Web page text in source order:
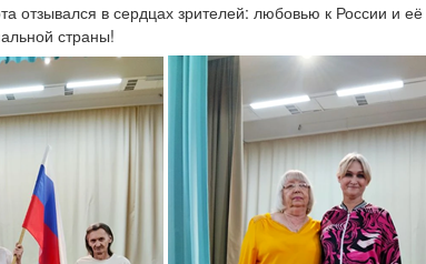
отзывался в сердцах зрителей: любовью к России и
страны!